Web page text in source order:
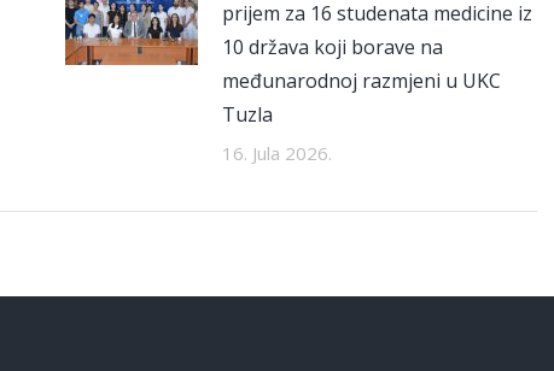
prijem za 16 studenata medicine iz
10 država koji borave na
međunarodnoj razmjeni u UKC
Tuzla
16. Jula 2026.